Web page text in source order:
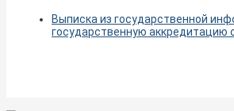
Выписка из государственной
государственную